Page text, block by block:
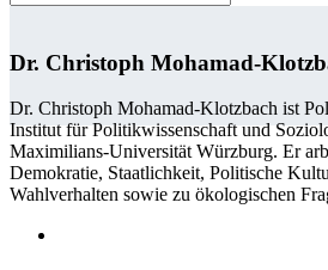
Dr. Christoph Mohamad-
Dr. Christoph Mohamad-Klotzbach ist
Institut für Politikwissenschaft und
Maximilians-Universität Würzburg. Er
Demokratie, Staatlichkeit, Politische
Wahlverhalten sowie zu ökologischen